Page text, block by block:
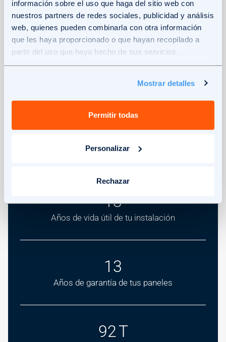
información sobre el uso que haga del sitio web con
nuestros partners de redes sociales, publicidad y análisis
web, quienes pueden combinarla con otra información
que les haya proporcionado o que hayan recopilado a
partir del uso que haya hecho de sus servicios.
Mostrar detalles
Permitir todas
Personalizar
Rechazar
VER SOLUCIÓN
Image
16
Años de vida útil de tu instalación
16
Años de garantía de tus paneles
114T